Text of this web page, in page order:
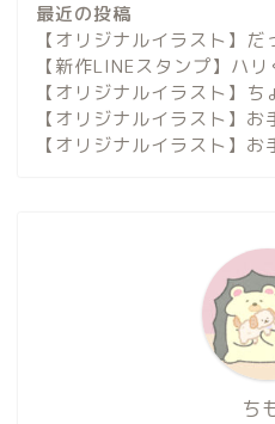
最近の投稿
【オリジナルイラスト】だ
【新作LINEスタンプ】ハ
【オリジナルイラスト】
【オリジナルイラスト】お
【オリジナルイラスト】お
ち